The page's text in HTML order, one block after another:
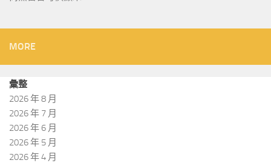
MORE
彙整
2026 年 8 月
2026 年 7 月
2026 年 6 月
2026 年 5 月
2026 年 4 月